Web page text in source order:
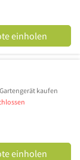
einholen
kaufen
einholen